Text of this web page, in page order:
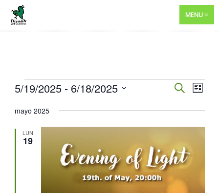
MENU
EVENTOS
Y
VISTAS
DE
BUSCAR
DE
LISTA
5/19/2025 - 6/18/2025
la
mayo 2025
LUN
19